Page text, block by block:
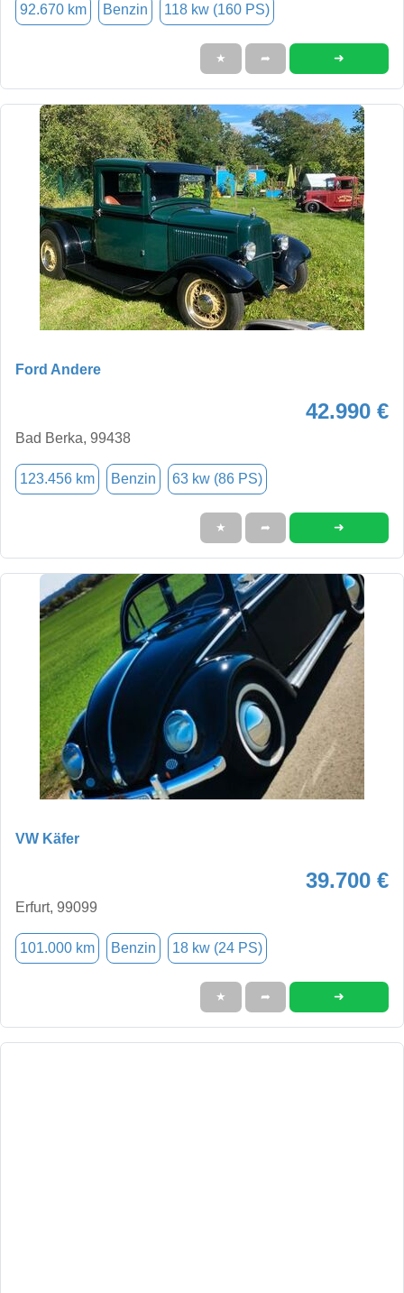
92.670 km Benzin 118 kw (160 PS)
★ ➦ ➜
Ford Andere
42.990 €
Bad Berka, 99438
123.456 km Benzin 63 kw (86 PS)
★ ➦ ➜
VW Käfer
39.700 €
Erfurt, 99099
101.000 km Benzin 18 kw (24 PS)
★ ➦ ➜